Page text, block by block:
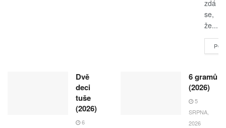
zdá
se,
že...
Dvě
deci
tuše
(2026)
6
6 gramů
(2026)
5
SRPNA,
2026